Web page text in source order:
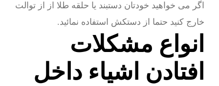
اگر می خواهید خودتان دستبند یا حلقه طلا از از توالت
خارج کنید حتما از دستکش استفاده نمائید.
انواع مشکلات
افتادن اشیاء داخل